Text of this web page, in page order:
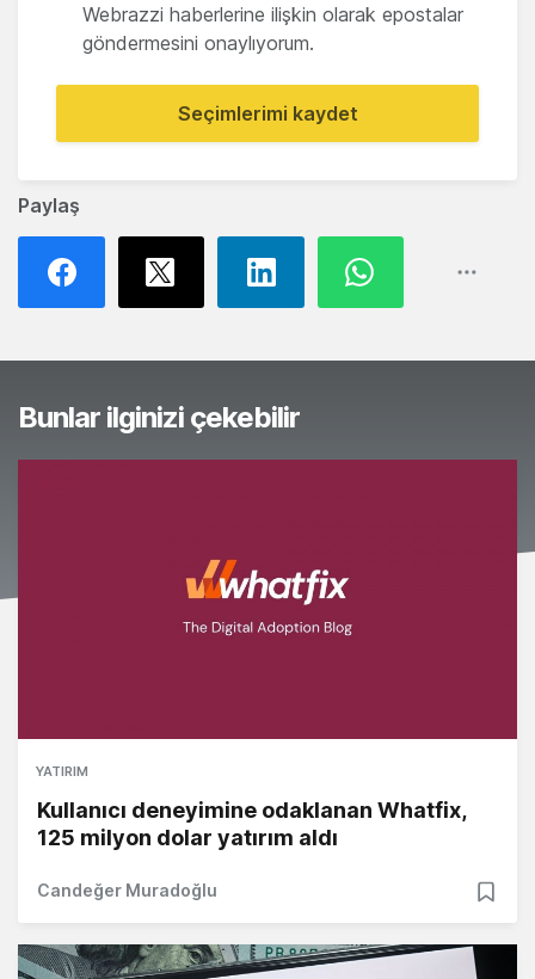
Paylaş
Webrazzi haberlerine ilişkin olarak epostalar
göndermesini onaylıyorum.
Seçimlerimi kaydet
Bunlar ilginizi çekebilir
YATIRIM
Kullanıcı deneyimine odaklanan Whatfix,
125 milyon dolar yatırım aldı
Candeğer Muradoğlu